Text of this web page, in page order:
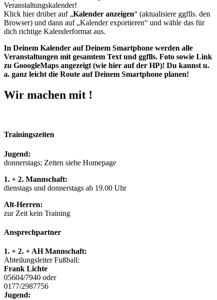
Veranstaltungskalender!
Klick hier drüber auf „Kalender anzeigen“ (aktualisiere ggflls. den
Browser) und dann auf „Kalender exportieren“ und wähle das für
dich richtige Kalenderformat aus.
In Deinem Kalender auf Deinem Smartphone werden alle
Veranstaltungen mit gesamtem Text und ggflls. Foto sowie Link
zu GooogleMaps angezeigt (wie hier auf der HP)! Du kannst u.
a. ganz leicht die Route auf Deinem Smartphone planen!
Wir machen mit !
Trainingszeiten
Jugend:
donnerstags; Zeiten siehe Homepage
1. + 2. Mannschaft:
dienstags und donnerstags ab 19.00 Uhr
Alt-Herren:
zur Zeit kein Training
Ansprechpartner
1. + 2. + AH Mannschaft:
Abteilungsleiter Fußball:
Frank Lichte
05604/7940 oder
0177/2987756
Jugend: